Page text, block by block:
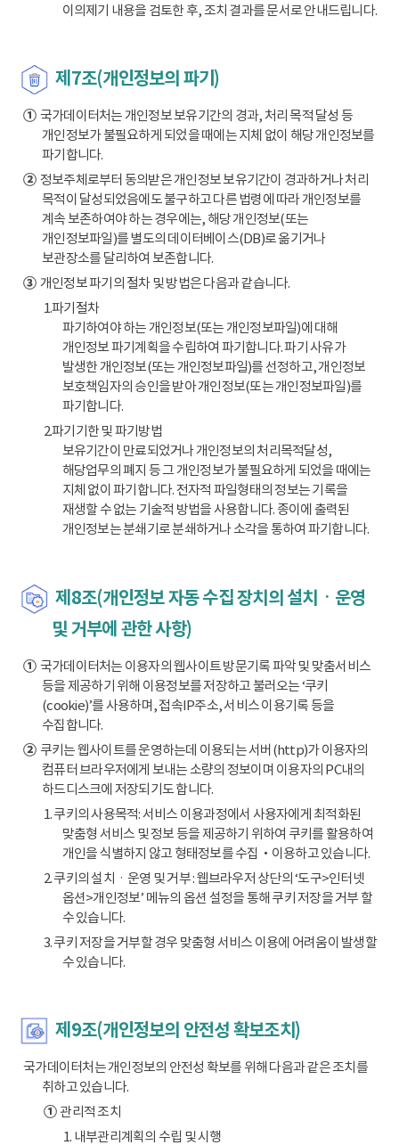
이의제기 내용을 검토한 후, 조치 결과를 문서로 안내드립니다.
제7조(개인정보의 파기)
①국가데이터처는 개인정보 보유기간의 경과, 처리 목적 달성 등
개인정보가 불필요하게 되었을 때에는 지체 없이 해당 개인정보를
파기합니다.
②정보주체로부터 동의받은 개인정보 보유기간이 경과하거나 처리
목적이 달성되었음에도 불구하고 다른 법령에 따라 개인정보를
계속 보존하여야 하는 경우에는, 해당 개인정보(또는
개인정보파일)를 별도의 데이터베이스(DB)로 옮기거나
보관장소를 달리하여 보존합니다.
③개인정보 파기의 절차 및 방법은 다음과 같습니다.
1.파기절차
파기하여야 하는 개인정보(또는 개인정보파일)에 대해
개인정보 파기계획을 수립하여 파기합니다. 파기 사유가
발생한 개인정보(또는 개인정보파일)를 선정하고, 개인정보
보호책임자의 승인을 받아 개인정보(또는 개인정보파일)를
파기합니다.
2.파기기한 및 파기방법
보유기간이 만료되었거나 개인정보의 처리목적달성,
해당업무의 폐지 등 그 개인정보가 불필요하게 되었을 때에는
지체 없이 파기합니다. 전자적 파일형태의 정보는 기록을
재생할 수 없는 기술적 방법을 사용합니다. 종이에 출력된
개인정보는 분쇄기로 분쇄하거나 소각을 통하여 파기합니다.
제8조(개인정보 자동 수집 장치의 설치ㆍ운영
및 거부에 관한 사항)
①국가데이터처는 이용자의 웹사이트 방문기록 파악 및 맞춤서비스
등을 제공하기 위해 이용정보를 저장하고 불러오는 ‘쿠키
(cookie)’를 사용하며, 접속IP주소, 서비스 이용기록 등을
수집합니다.
②쿠키는 웹사이트를 운영하는데 이용되는 서버(http)가 이용자의
컴퓨터 브라우저에게 보내는 소량의 정보이며 이용자의 PC내의
하드디스크에 저장되기도 합니다.
1. 쿠키의 사용목적: 서비스 이용과정에서 사용자에게 최적화된
맞춤형 서비스 및 정보 등을 제공하기 위하여 쿠키를 활용하여
개인을 식별하지 않고 형태정보를 수집‧이용하고 있습니다.
2. 쿠키의 설치ㆍ운영 및 거부 : 웹브라우저 상단의 ‘도구>인터넷
옵션>개인정보’ 메뉴의 옵션 설정을 통해 쿠키 저장을 거부 할
수 있습니다.
3. 쿠키 저장을 거부할 경우 맞춤형 서비스 이용에 어려움이 발생할
수 있습니다.
제9조(개인정보의 안전성 확보조치)
국가데이터처는 개인정보의 안전성 확보를 위해 다음과 같은 조치를
취하고 있습니다.
①관리적 조치
1. 내부관리계획의 수립 및 시행